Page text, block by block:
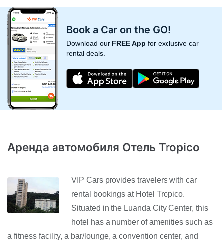
Book a Car on the GO!
Download our FREE App for exclusive car
rental deals.
Аренда автомобиля Отель Tropico
VIP Cars provides travelers with car
rental bookings at Hotel Tropico.
Situated in the Luanda City Center, this
hotel has a number of amenities such as
a fitness facility, a bar/lounge, a convention center, and